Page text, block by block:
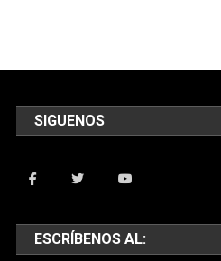
SIGUENOS
ESCRÍBENOS AL: